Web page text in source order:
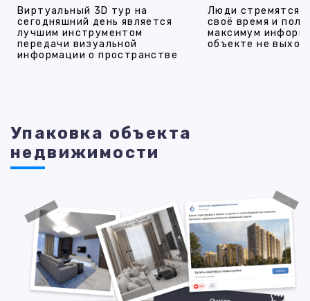
Виртуальный 3D тур на
сегодняшний день является
лучшим инструментом
передачи визуальной
информации о пространстве
Люди стремятся
своё время и
максимум
объекте не
Упаковка объекта
недвижимости